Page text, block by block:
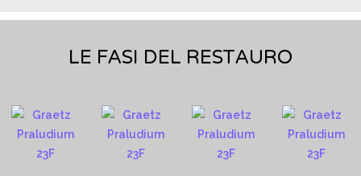
LE FASI DEL RESTAURO